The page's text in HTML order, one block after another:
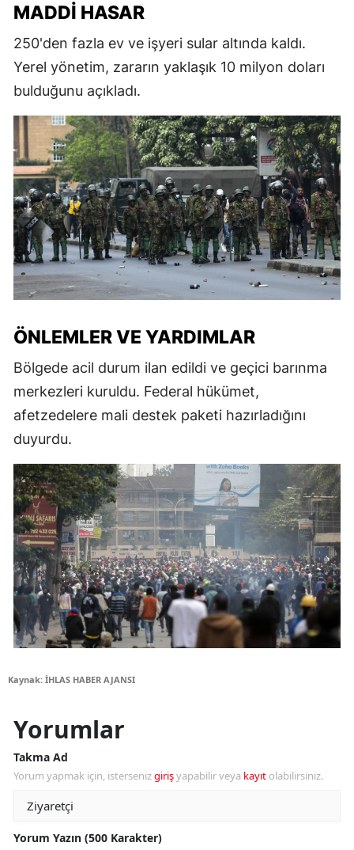
MADDI HASAR
250'den fazla ev ve işyeri sular altında kaldı.
Yerel yönetim, zararın yaklaşık 10 milyon doları
bulduğunu açıkladı.
ÖNLEMLER VE YARDIMLAR
Bölgede acil durum ilan edildi ve geçici barınma
merkezleri kuruldu. Federal hükümet,
afetzedelere mali destek paketi hazırladığını
duyurdu.
Kaynak: İHLAS HABER AJANSI
Yorumlar
Takma Ad
Yorum yapmak için, istersenizgirişyapabilir veya kayıt olabilirsiniz.
Yorum Yazın (500 Karakter)